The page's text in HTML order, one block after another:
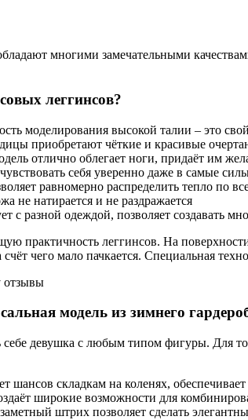
многими замечательными
леггинсов?
моделирования высокой талии – это
приобретают чёткие и красивые
отлично облегает ноги, придаёт им
себя уверенно даже в самые
равномерно распределить тепло по
не натирается и не раздражается
с разной одеждой, позволяет создавать
практичность леггинсов. На
чего мало пачкается. Специальная
модель из зимнего
девушка с любым типом фигуры. Для
шансов складкам на коленях,
широкие возможности для
штрих позволяет сделать